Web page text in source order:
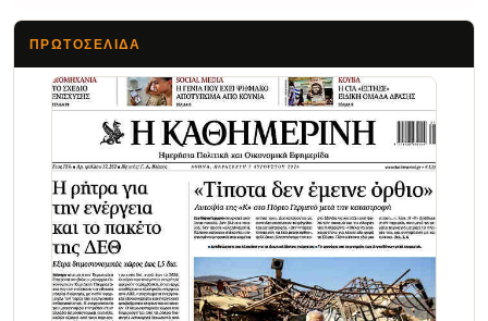
ΠΡΩΤΟΣΈΛΙΔΑ